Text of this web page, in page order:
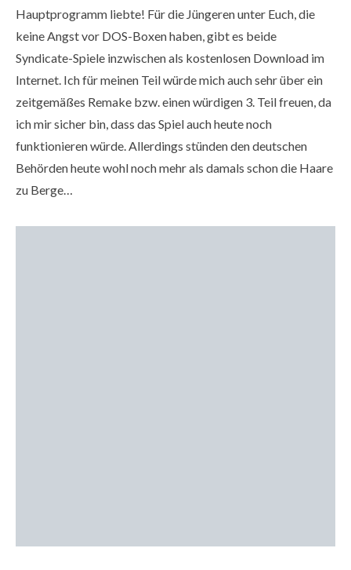
Hauptprogramm liebte! Für die Jüngeren unter Euch, die
keine Angst vor DOS-Boxen haben, gibt es beide
Syndicate-Spiele inzwischen als kostenlosen Download im
Internet. Ich für meinen Teil würde mich auch sehr über ein
zeitgemäßes Remake bzw. einen würdigen 3. Teil freuen, da
ich mir sicher bin, dass das Spiel auch heute noch
funktionieren würde. Allerdings stünden den deutschen
Behörden heute wohl noch mehr als damals schon die Haare
zu Berge…